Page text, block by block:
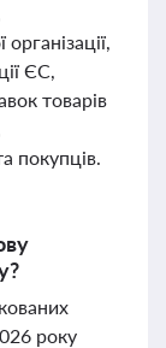
ЄС,
товарів
покупців.
року